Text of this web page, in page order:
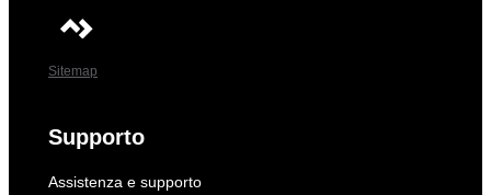
Sitemap
Supporto
Assistenza e supporto